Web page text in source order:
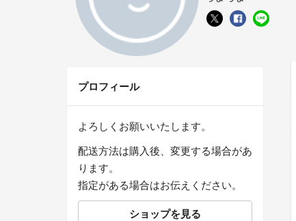
プロフィール
よろしくお願いいたします。
配送方法は購入後、変更する場合があ
ります。
指定がある場合はお伝えください。
ショップを見る